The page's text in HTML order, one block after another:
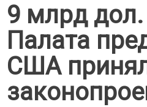
9 млрд
Палата
США